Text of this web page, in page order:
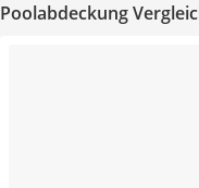
Poolabdeckung